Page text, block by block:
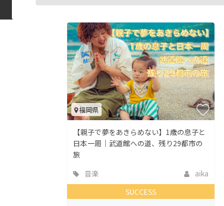
まちづくり・地域活性化
福岡県
【親子で夢をあきらめない】1歳の息子と
日本一周｜武道館への道、残り29都市の
旅
音楽
aika
SUCCESS